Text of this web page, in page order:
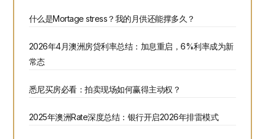
什么是Mortage stress？我的月供还能撑多久？
2026年4月澳洲房贷利率总结：加息重启，6%利率成为新
常态
悉尼买房必看：拍卖现场如何赢得主动权？
2025年澳洲Rate深度总结：银行开启2026年排雷模式